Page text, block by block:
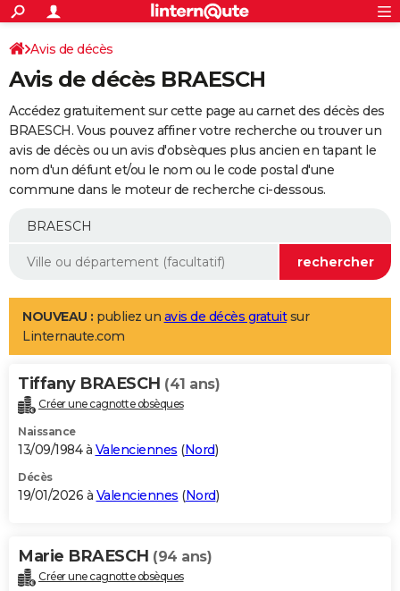
ACTUALITÉS
Politique
Société
Faits Divers
Education
Monde
Villes
+
SPORT
Coupe du monde 2026
Football
Tennis
Cyclisme
Rugby
Forum
Programme TV
TNT
Streaming
Cinéma
Sorties cinéma
Musique
+
FINANCE
Retraite
Epargne
Immobilier
Risques naturels par ville
Banque
Assurance
AUTO
Essais
Réserver un essai
Citadines
Berlines
SUV
Forum auto
+
Mobiles
Meilleur smartphone
Internet
Ordinateurs
Jeux vidéo
Guide high-tech
Aménagement intérieur
LIFESTYLE
Art de vivre
Bien-être
Loisirs
Mode
Modes de vie
Alimentation
Guide de la santé
Maladies
Médicaments
Sommeil
VOYAGE
Destinations
City break
Voyage nature
Voyage de noces
Forum
Climat
+PHOTO
GUIDES D'ACHAT
BONS PLANS
Carte de Noël
Carte Bonne année
Carte Saint-Valentin
Carte Pâques
Carte d'anniversaire
DICTIONNAIRE
Avis de décès
Avis de décès BRAESCH
Accédez gratuitement sur cette page au carnet des décès des
BRAESCH. Vous pouvez affiner votre recherche ou trouver un
avis de décès ou un avis d'obsèques plus ancien en tapant le
nom d'un défunt et/ou le nom ou le code postal d'une
commune dans le moteur de recherche ci-dessous.
NOUVEAU : publiez un avis de décès gratuitsur
Linternaute.com
Tiffany BRAESCH (41 ans)
Créer une cagnotte obsèques
Naissance
13/09/1984 à Valenciennes (Nord)
Décès
19/01/2026 à Valenciennes (Nord)
Marie BRAESCH (94 ans)
Créer une cagnotte obsèques